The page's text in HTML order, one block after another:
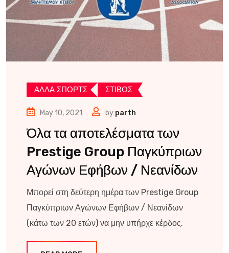
ΑΛΛΑ ΣΠΟΡΤΣ ΣΤΙΒΟΣ
May 10, 2021 by parth
Όλα τα αποτελέσματα των
Prestige Group Παγκύπριων
Αγώνων Εφήβων / Νεανίδων
Μπορεί στη δεύτερη ημέρα των Prestige Group
Παγκύπριων Αγώνων Εφήβων / Νεανίδων
(κάτω των 20 ετών) να μην υπήρχε κέρδος.